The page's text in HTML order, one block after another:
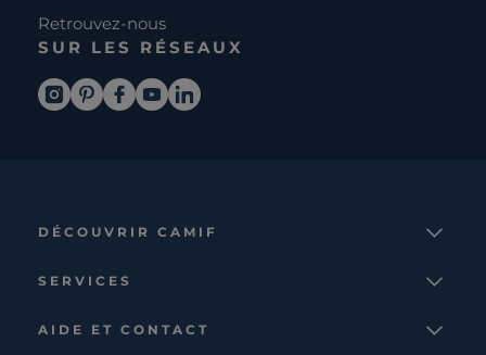
Retrouvez-nous
SUR LES RÉSEAUX
DÉCOUVRIR CAMIF
Nos collections
SERVICES
AIDE ET CONTACT